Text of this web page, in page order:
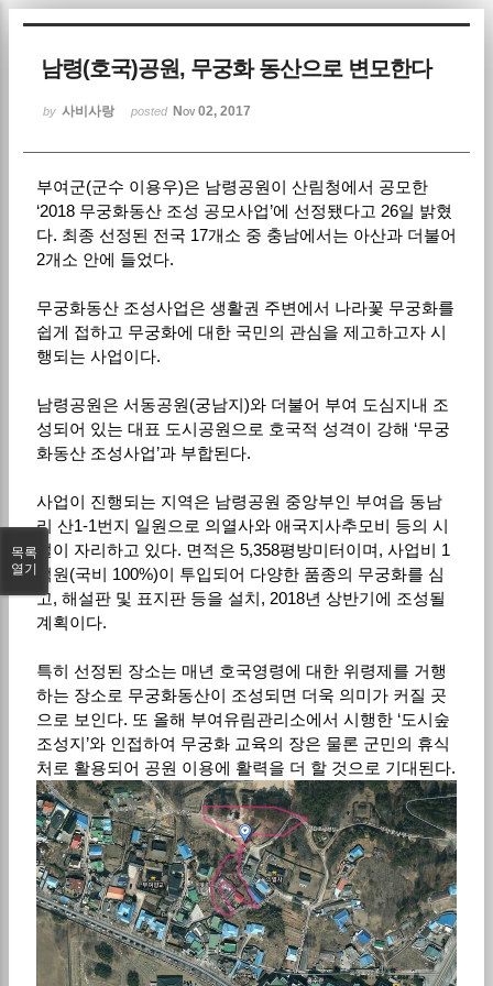
남령(호국)공원, 무궁화 동산으로 변모한다
by 사비사랑 posted Nov 02, 2017
부여군(군수 이용우)은 남령공원이 산림청에서 공모한
‘2018 무궁화동산 조성 공모사업’에 선정됐다고 26일 밝혔
다. 최종 선정된 전국 17개소 중 충남에서는 아산과 더불어
2개소 안에 들었다.
무궁화동산 조성사업은 생활권 주변에서 나라꽃 무궁화를
쉽게 접하고 무궁화에 대한 국민의 관심을 제고하고자 시
행되는 사업이다.
남령공원은 서동공원(궁남지)와 더불어 부여 도심지내 조
성되어 있는 대표 도시공원으로 호국적 성격이 강해 ‘무궁
화동산 조성사업’과 부합된다.
사업이 진행되는 지역은 남령공원 중앙부인 부여읍 동남
리 산1-1번지 일원으로 의열사와 애국지사추모비 등의 시
설이 자리하고 있다. 면적은 5,358평방미터이며, 사업비 1
억원(국비 100%)이 투입되어 다양한 품종의 무궁화를 심
고, 해설판 및 표지판 등을 설치, 2018년 상반기에 조성될
계획이다.
특히 선정된 장소는 매년 호국영령에 대한 위령제를 거행
하는 장소로 무궁화동산이 조성되면 더욱 의미가 커질 곳
으로 보인다. 또 올해 부여유림관리소에서 시행한 ‘도시숲
조성지’와 인접하여 무궁화 교육의 장은 물론 군민의 휴식
처로 활용되어 공원 이용에 활력을 더 할 것으로 기대된다.
목록
열기
Sketchbook5, 스케치북5
Sketchbook5, 스케치북5